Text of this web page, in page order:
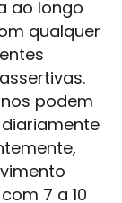
ao longo
qualquer
podem
7 a 10